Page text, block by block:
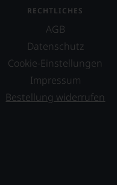
RECHTLICHES
AGB
Datenschutz
Cookie-Einstellungen
Impressum
Bestellung widerrufen